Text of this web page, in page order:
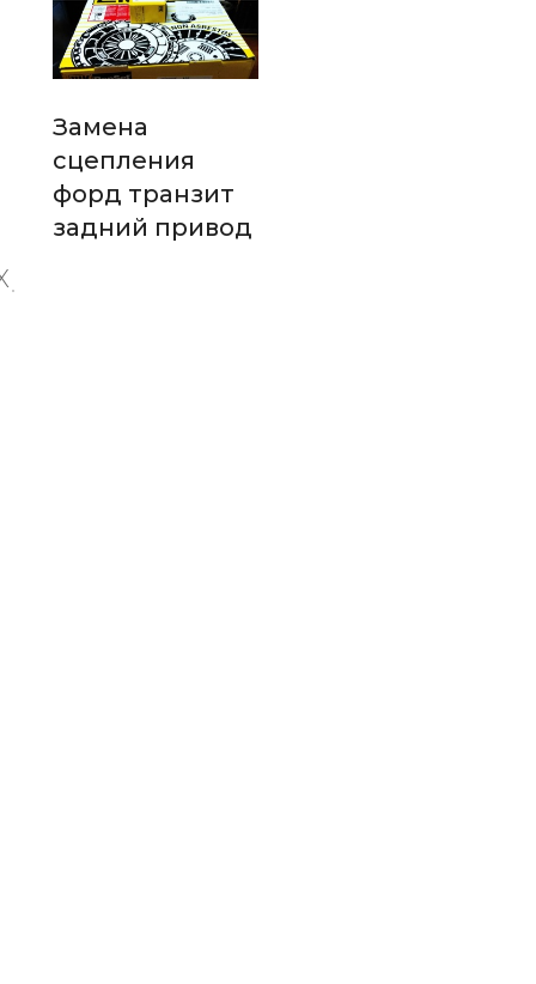
Замена
сцепления
форд транзит
задний привод